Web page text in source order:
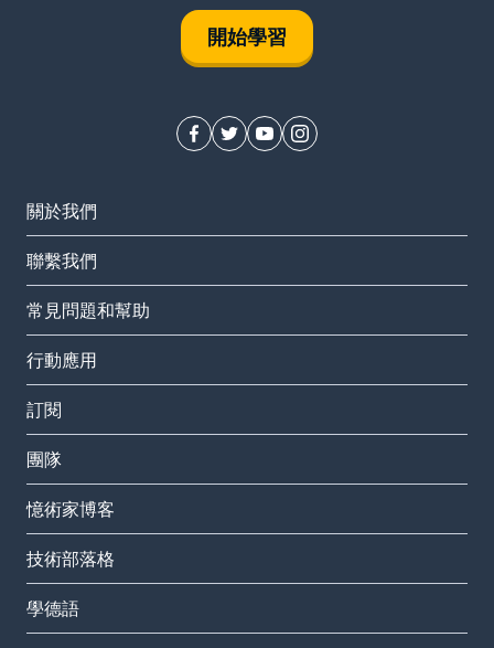
開始學習
關於我們
聯繫我們
常見問題和幫助
行動應用
訂閱
團隊
憶術家博客
技術部落格
學德語